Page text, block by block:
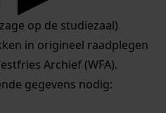
op de studiezaal)
in origineel raadplegen
Archief (WFA).
gegevens nodig: